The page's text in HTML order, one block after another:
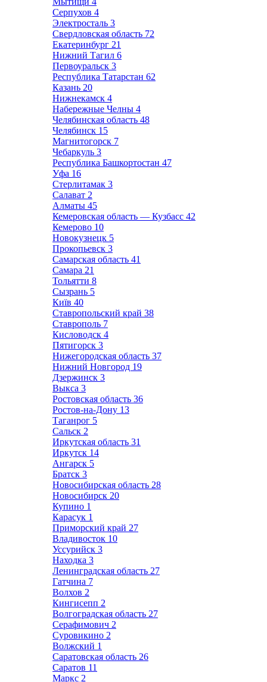
Серпухов 4
Электросталь 3
Свердловская область 72
Екатеринбург 21
Нижний Тагил 6
Первоуральск 3
Республика Татарстан 62
Казань 20
Нижнекамск 4
Набережные Челны 4
Челябинская область 48
Челябинск 15
Магнитогорск 7
Чебаркуль 3
Республика Башкортостан 47
Уфа 16
Стерлитамак 3
Салават 2
Алматы 45
Кемеровская область — Кузбасс 42
Кемерово 10
Новокузнецк 5
Прокопьевск 3
Самарская область 41
Самара 21
Тольятти 8
Сызрань 5
Київ 40
Ставропольский край 38
Ставрополь 7
Кисловодск 4
Пятигорск 3
Нижегородская область 37
Нижний Новгород 19
Дзержинск 3
Выкса 3
Ростовская область 36
Ростов-на-Дону 13
Таганрог 5
Сальск 2
Иркутская область 31
Иркутск 14
Ангарск 5
Братск 3
Новосибирская область 28
Новосибирск 20
Купино 1
Карасук 1
Приморский край 27
Владивосток 10
Уссурийск 3
Находка 3
Ленинградская область 27
Гатчина 7
Волхов 2
Кингисепп 2
Волгоградская область 27
Серафимович 2
Суровикино 2
Волжский 1
Саратовская область 26
Саратов 11
Маркс 2